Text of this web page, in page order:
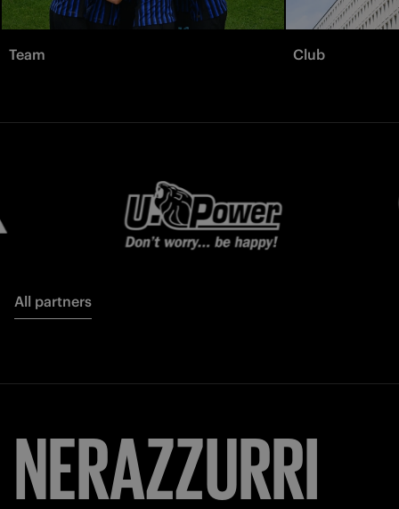
Team Club
All partners
NERAZZURRI